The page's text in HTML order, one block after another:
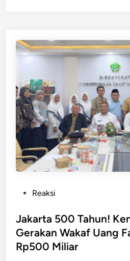
n
t
e
Reaksi
Jakarta 500 Tahun!
Gerakan Wakaf Uang
Rp500 Miliar